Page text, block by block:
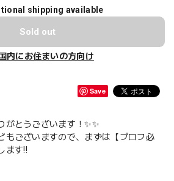
shipping available
Sold out
内にお住まいの方向け
Save
がとうございます！✨✨
もございますので、まずは【プロフ必
ます‼️